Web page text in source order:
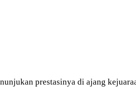
prestasinya di ajang